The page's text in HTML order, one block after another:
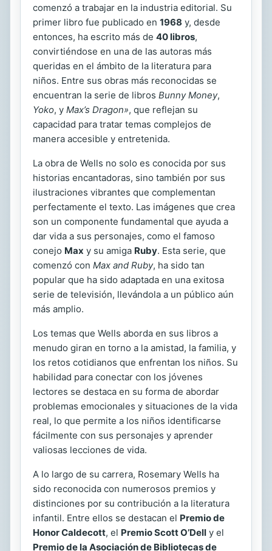
comenzó a trabajar en la industria editorial. Su
primer libro fue publicado en 1968 y, desde
entonces, ha escrito más de 40 libros,
convirtiéndose en una de las autoras más
queridas en el ámbito de la literatura para
niños. Entre sus obras más reconocidas se
encuentran la serie de libros Bunny Money,
Yoko, y Max’s Dragon», que reflejan su
capacidad para tratar temas complejos de
manera accesible y entretenida.
La obra de Wells no solo es conocida por sus
historias encantadoras, sino también por sus
ilustraciones vibrantes que complementan
perfectamente el texto. Las imágenes que crea
son un componente fundamental que ayuda a
dar vida a sus personajes, como el famoso
conejo Max y su amiga Ruby. Esta serie, que
comenzó con Max and Ruby, ha sido tan
popular que ha sido adaptada en una exitosa
serie de televisión, llevándola a un público aún
más amplio.
Los temas que Wells aborda en sus libros a
menudo giran en torno a la amistad, la familia, y
los retos cotidianos que enfrentan los niños. Su
habilidad para conectar con los jóvenes
lectores se destaca en su forma de abordar
problemas emocionales y situaciones de la vida
real, lo que permite a los niños identificarse
fácilmente con sus personajes y aprender
valiosas lecciones de vida.
A lo largo de su carrera, Rosemary Wells ha
sido reconocida con numerosos premios y
distinciones por su contribución a la literatura
infantil. Entre ellos se destacan el Premio de
Honor Caldecott, el Premio Scott O’Dell y el
Premio de la Asociación de Bibliotecas de